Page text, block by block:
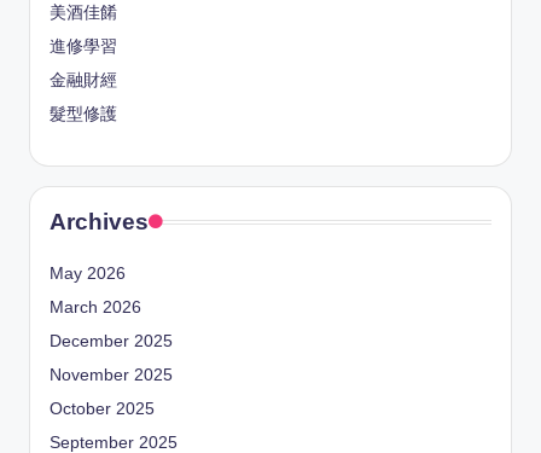
美酒佳餚
進修學習
金融財經
髮型修護
Archives
May 2026
March 2026
December 2025
November 2025
October 2025
September 2025